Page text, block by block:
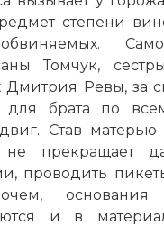
степени
Томчук,
Дмитрия Ревы, за
для брата по
Став
прекращает
проводить
и в